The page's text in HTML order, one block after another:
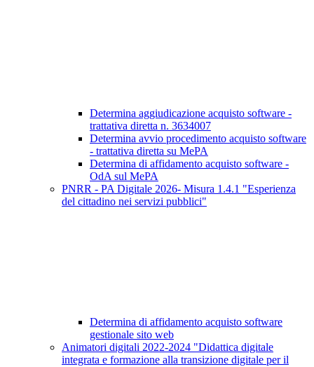
Determina aggiudicazione acquisto software -
trattativa diretta n. 3634007
Determina avvio procedimento acquisto software
- trattativa diretta su MePA
Determina di affidamento acquisto software -
OdA sul MePA
PNRR - PA Digitale 2026- Misura 1.4.1 "Esperienza
del cittadino nei servizi pubblici"
Determina di affidamento acquisto software
gestionale sito web
Animatori digitali 2022-2024 "Didattica digitale
integrata e formazione alla transizione digitale per il